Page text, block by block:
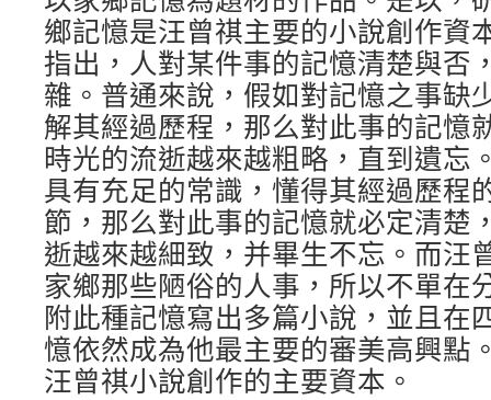
鄉記憶是汪曾祺主要的小說創作資
指出，人對某件事的記憶清楚與否
雜。普通來說，假如對記憶之事缺
解其經過歷程，那么對此事的記憶
時光的流逝越來越粗略，直到遺忘
具有充足的常識，懂得其經過歷程
節，那么對此事的記憶就必定清楚
逝越來越細致，并畢生不忘。而汪
家鄉那些陋俗的人事，所以不單在
附此種記憶寫出多篇小說，並且在
憶依然成為他最主要的審美高興點
汪曾祺小說創作的主要資本。